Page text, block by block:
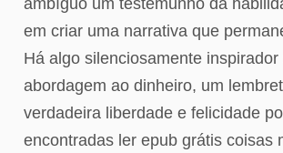
ambíguo um testemunho da
em criar uma narrativa que
Há algo silenciosamente
abordagem ao dinheiro, um
verdadeira liberdade e felicidade
encontradas ler epub grátis coisas